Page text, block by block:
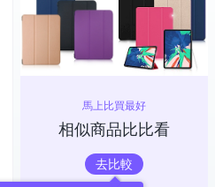
馬上比買最好
相似商品比比看
去比較